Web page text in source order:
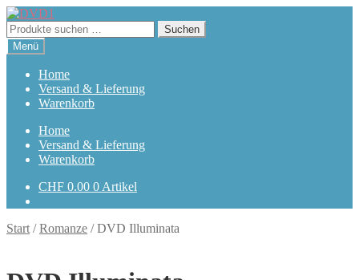
Zur
Navigation
springen
Zum
Inhalt
springen
Suchen
nach:
Suchen
Menü
Home
Versand & Lieferung
Warenkorb
Home
Versand & Lieferung
Warenkorb
CHF 0.00 0 Artikel
Start /Romanze /DVD Illuminata